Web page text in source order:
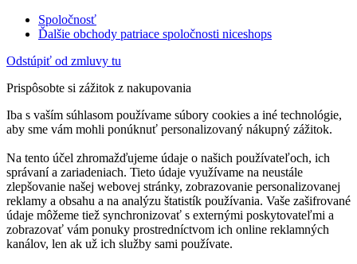
Spoločnosť
Ďalšie obchody patriace spoločnosti niceshops
Odstúpiť od zmluvy tu
Prispôsobte si zážitok z nakupovania
Iba s vaším súhlasom používame súbory cookies a iné technológie,
aby sme vám mohli ponúknuť personalizovaný nákupný zážitok.
Na tento účel zhromažďujeme údaje o našich používateľoch, ich
správaní a zariadeniach. Tieto údaje využívame na neustále
zlepšovanie našej webovej stránky, zobrazovanie personalizovanej
reklamy a obsahu a na analýzu štatistík používania. Vaše zašifrované
údaje môžeme tiež synchronizovať s externými poskytovateľmi a
zobrazovať vám ponuky prostredníctvom ich online reklamných
kanálov, len ak už ich služby sami používate.